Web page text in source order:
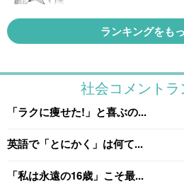
ランキングをも